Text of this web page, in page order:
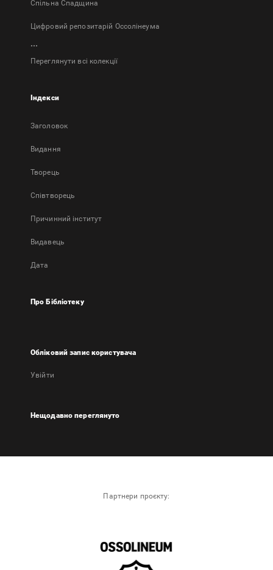
Спільна Спадщина
Цифровий репозитарій Оссолінеума
...
Переглянути всі колекції
Індекси
Заголовок
Bидання
Творець
Співтворець
Причинний інститут
Видавець
Дата
Про Бібліотеку
Обліковий запис користувача
Увійти
Нещодавно переглянуто
Партнери проєкту: